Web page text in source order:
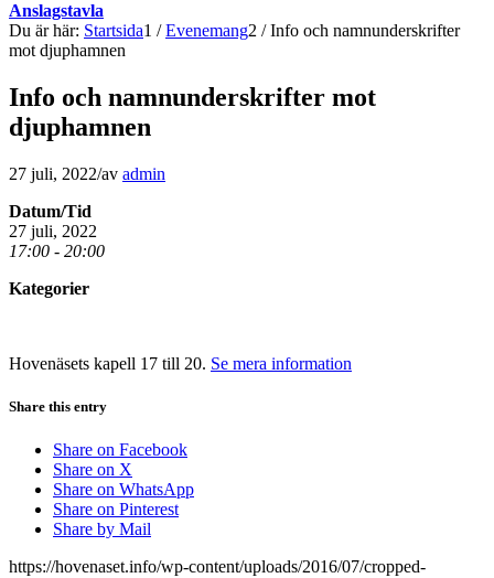
Anslagstavla
Du är här: Startsida1 / Evenemang2 / Info och namnunderskrifter
mot djuphamnen
Info och namnunderskrifter mot
djuphamnen
27 juli, 2022/av admin
Datum/Tid
27 juli, 2022
17:00 - 20:00
Kategorier
Hovenäsets kapell 17 till 20. Se mera information
Share this entry
Share on Facebook
Share on X
Share on WhatsApp
Share on Pinterest
Share by Mail
https://hovenaset.info/wp-content/uploads/2016/07/cropped-